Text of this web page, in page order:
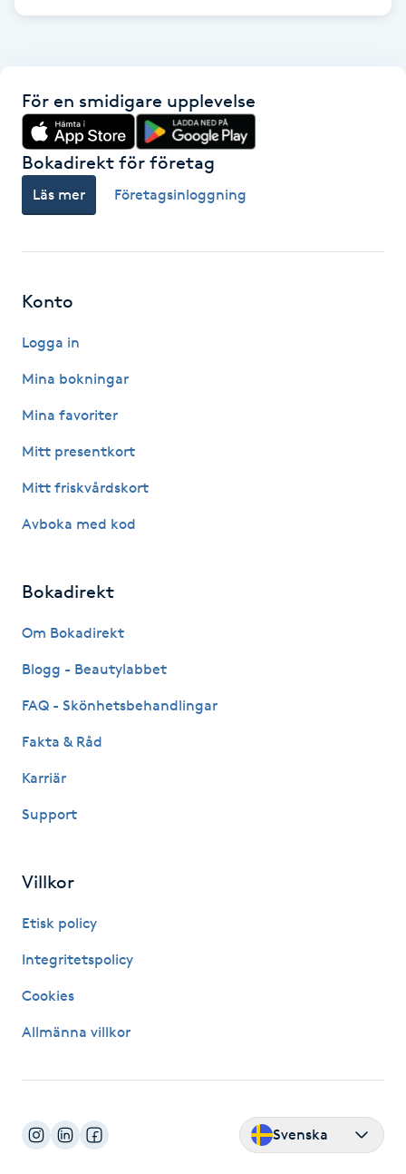
Klangmassage
Klippning
Koppningsmassage
Kosmetisk tatuering
Kroppsinpackning
Käkledsbehandling
Kärlbehandling
Laserbehandling
LED-ljusterapi
LPG
LPG-behandling
Lymfmassage
För en smidigare upplevelse
Bokadirekt för företag
Läs mer Företagsinloggning
Konto
Logga in
Mina bokningar
Mina favoriter
Mitt presentkort
Mitt friskvårdskort
Avboka med kod
Bokadirekt
Om Bokadirekt
Blogg - Beautylabbet
FAQ - Skönhetsbehandlingar
Fakta & Råd
Karriär
Support
Villkor
Etisk policy
Integritetspolicy
Cookies
Allmänna villkor
Svenska